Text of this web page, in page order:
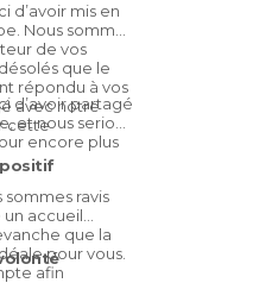
d’avoir mis en
Nous sommes
de vos
que le
répondu à vos
avec notre
cette
d’avoir partagé
et nous serions
encore plus
positif
sommes ravis
accueil
que la
pour vous.
afin